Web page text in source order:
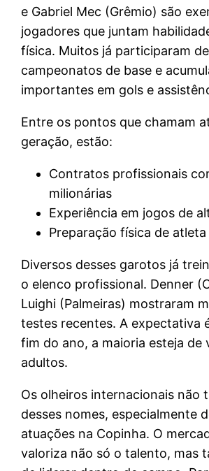
e Gabriel Mec (Grêmio) são
jogadores que juntam
física. Muitos já participaram
campeonatos de base e
importantes em gols e
Entre os pontos que chamam
geração, estão:
Contratos profissionais
milionárias
Experiência em jogos de
Preparação física de
Diversos desses garotos já
o elenco profissional. Denner
Luighi (Palmeiras) mostraram
testes recentes. A expectativa
fim do ano, a maioria esteja de
adultos.
Os olheiros internacionais não
desses nomes, especialmente
atuações na Copinha. O
valoriza não só o talento, mas